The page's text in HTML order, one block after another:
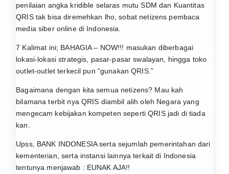
penilaian angka kridible selaras mutu SDM dan Kuantitas
QRIS tak bisa diremehkan lho, sobat netizens pembaca
media siber online di Indonesia.
7 Kalimat ini; BAHAGIA – NOW!!! masukan diberbagai
lokasi-lokasi strategis, pasar-pasar swalayan, hingga toko
outlet-outlet terkecil pun “gunakan QRIS.”
Bagaimana dengan kita semua netizens? Mau kah
bilamana terbit nya QRIS diambil alih oleh Negara yang
mengecam kebijakan kompeten seperti QRIS jadi di tiada
kan.
Upss, BANK INDONESIA serta sejumlah pemerintahan dari
kementerian, serta instansi lainnya terkait di Indonesia
tentunya menjawab : EUNAK AJA!!